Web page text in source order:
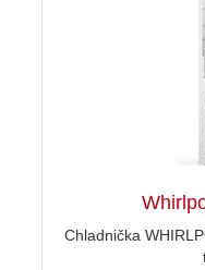
Chladnička